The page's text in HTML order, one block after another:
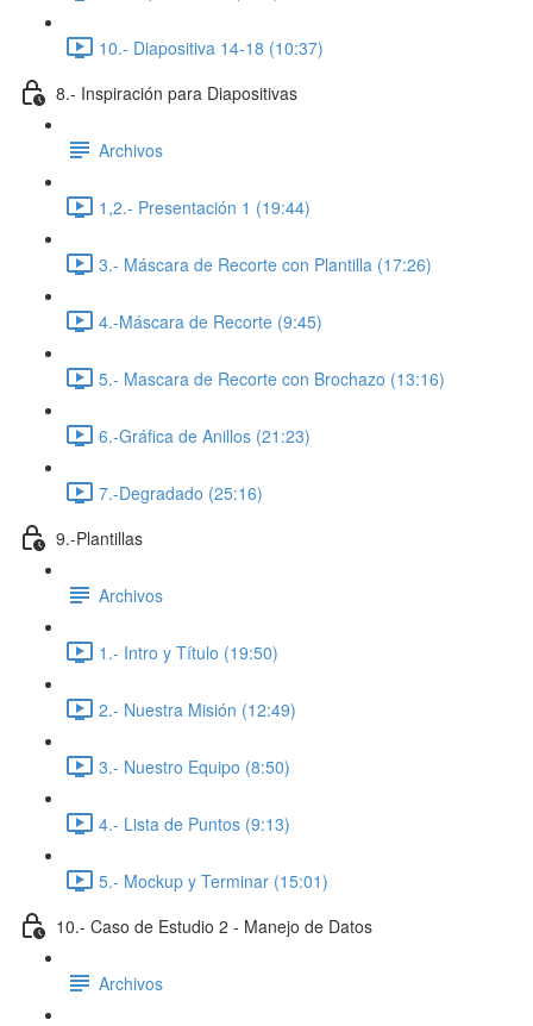
10.- Diapositiva 14-18 (10:37)
8.- Inspiración para Diapositivas
Archivos
1,2.- Presentación 1 (19:44)
3.- Máscara de Recorte con Plantilla (17:26)
4.-Máscara de Recorte (9:45)
5.- Mascara de Recorte con Brochazo (13:16)
6.-Gráfica de Anillos (21:23)
7.-Degradado (25:16)
9.-Plantillas
Archivos
1.- Intro y Título (19:50)
2.- Nuestra Misión (12:49)
3.- Nuestro Equipo (8:50)
4.- Lista de Puntos (9:13)
5.- Mockup y Terminar (15:01)
10.- Caso de Estudio 2 - Manejo de Datos
Archivos